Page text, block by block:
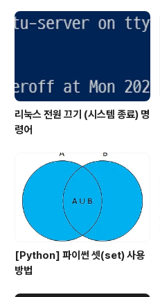
리눅스 전원 끄기 (시스템 종료) 명
령어
[Python] 파이썬 셋(set) 사용
방법